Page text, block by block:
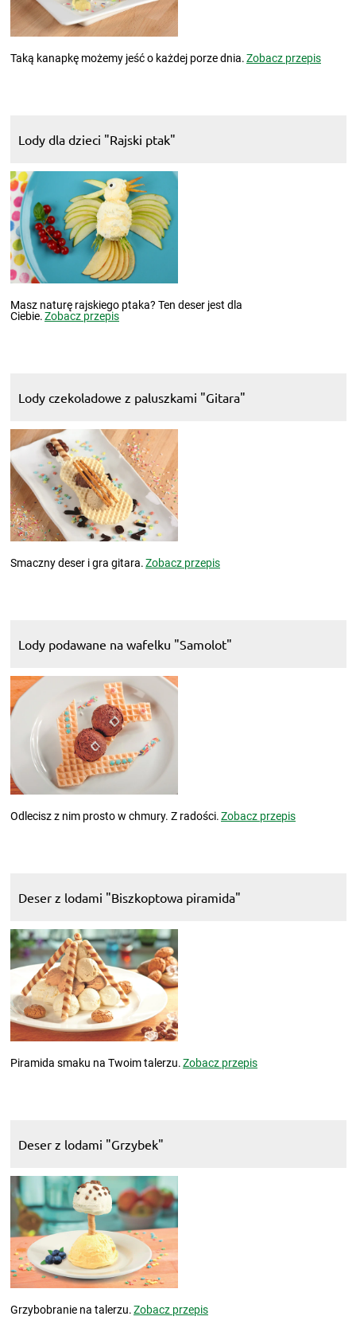
Taką kanapkę możemy jeść o każdej porze dnia.Zobacz przepis
Lody dla dzieci "Rajski ptak"
Masz naturę rajskiego ptaka? Ten deser jest dla
Ciebie.Zobacz przepis
Lody czekoladowe z paluszkami "Gitara"
Smaczny deser i gra gitara.Zobacz przepis
Lody podawane na wafelku "Samolot"
Odlecisz z nim prosto w chmury. Z radości.Zobacz przepis
Deser z lodami "Biszkoptowa piramida"
Piramida smaku na Twoim talerzu.Zobacz przepis
Deser z lodami "Grzybek"
Grzybobranie na talerzu.Zobacz przepis